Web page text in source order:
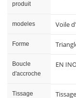
produit
modeles Voile
Forme
Boucle
d'accroche
EN
Tissage